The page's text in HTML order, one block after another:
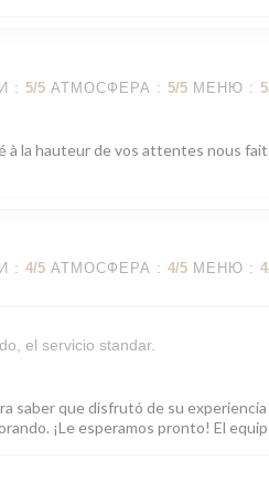
: 5/5 АТМОСФЕРА : 5/5 МЕНЮ : 5
à la hauteur de vos attentes nous
: 4/5 АТМОСФЕРА : 4/5 МЕНЮ : 4
el servicio standar.
saber que disfrutó de su
¡Le esperamos pronto! El